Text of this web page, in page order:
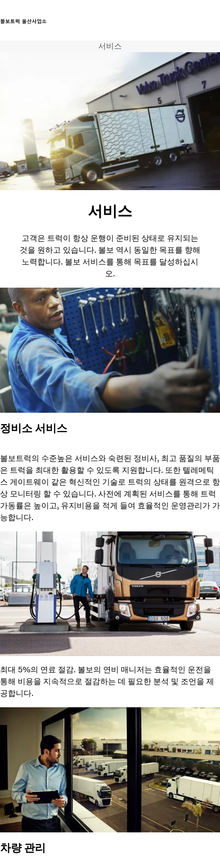
서비스
서비스
고객은 트럭이 항상 운행이 준비된 상태로 유지되는
것을 원하고 있습니다. 볼보 역시 동일한 목표를 향해
노력합니다. 볼보 서비스를 통해 목표를 달성하십시
오.
정비소 서비스
볼보트럭의 수준높은 서비스와 숙련된 정비사, 최고 품질의 부품
은 트럭을 최대한 활용할 수 있도록 지원합니다. 또한 텔레메틱
스 게이트웨이 같은 혁신적인 기술로 트럭의 상태를 원격으로 항
상 모니터링 할 수 있습니다. 사전에 계획된 서비스를 통해 트럭
가동률은 높이고, 유지비용을 적게 들여 효율적인 운영관리가 가
능합니다.
최대 5%의 연료 절감. 볼보의 연비 매니저는 효율적인 운전을
통해 비용을 지속적으로 절감하는 데 필요한 분석 및 조언을 제
공합니다.
차량 관리